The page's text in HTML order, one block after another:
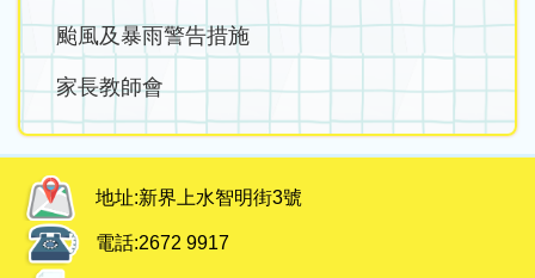
颱風及暴雨警告措施
家長教師會
地址:新界上水智明街3號
電話:2672 9917